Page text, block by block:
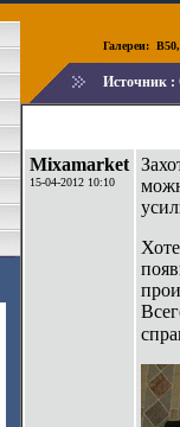
Галереи: B50,
Источник :
Mixamarket
15-04-2012 10:10